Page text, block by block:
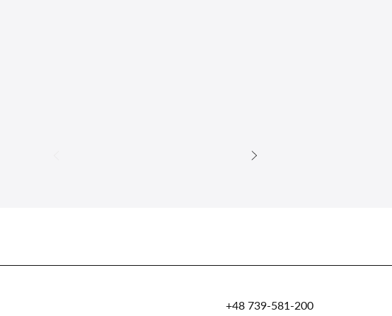
+48 739-581-200